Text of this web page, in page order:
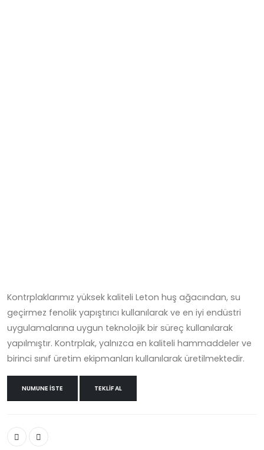
Kontrplaklarımız yüksek kaliteli Leton huş ağacından, su
geçirmez fenolik yapıştırıcı kullanılarak ve en iyi endüstri
uygulamalarına uygun teknolojik bir süreç kullanılarak
yapılmıştır. Kontrplak, yalnızca en kaliteli hammaddeler ve
birinci sınıf üretim ekipmanları kullanılarak üretilmektedir.
NUMUNE İSTE TEKLIF AL